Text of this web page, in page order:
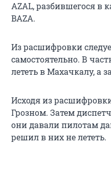
AZAL, разбившегося в
BAZA.
Из расшифровки
самостоятельно. В
лететь в Махачкалу, а
Исходя из
Грозном. Затем
они давали пилотам
решил в них не лететь.